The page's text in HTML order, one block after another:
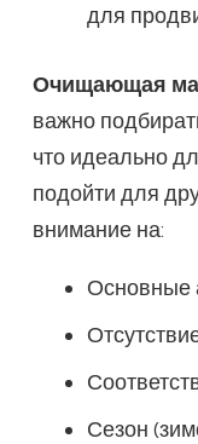
для
Очищающая
важно
что идеально
подойти для
внимание на:
Основные
Сезон